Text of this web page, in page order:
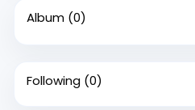
Album (0)
Following (0)